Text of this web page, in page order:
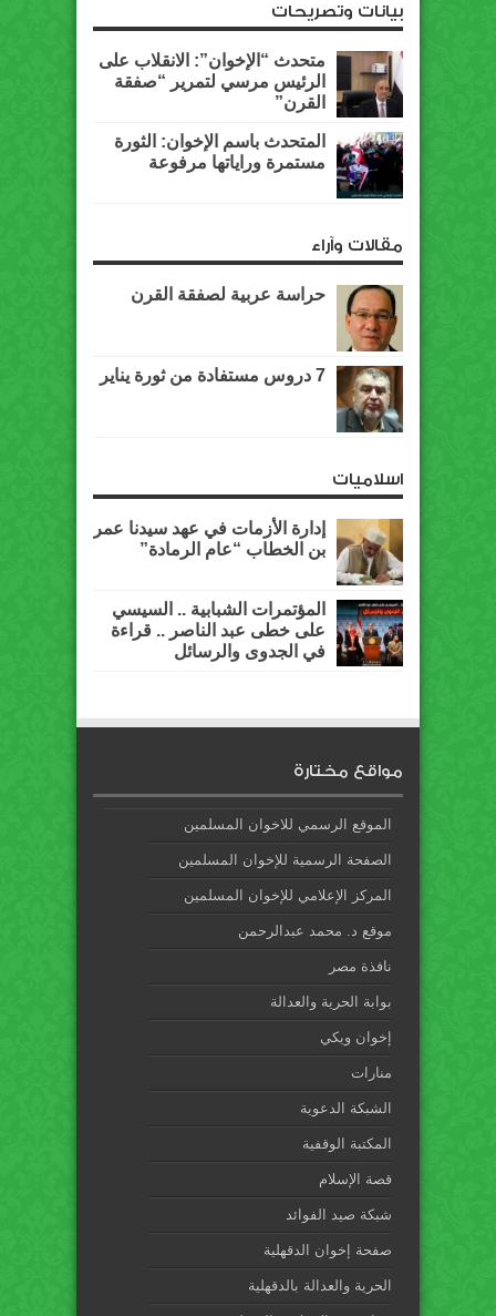
بيانات وتصريحات
متحدث “الإخوان”: الانقلاب على
الرئيس مرسي لتمرير “صفقة
القرن”
المتحدث باسم الإخوان: الثورة
مستمرة وراياتها مرفوعة
مقالات وآراء
حراسة عربية لصفقة القرن
7 دروس مستفادة من ثورة يناير
اسلاميات
إدارة الأزمات في عهد سيدنا عمر
بن الخطاب “عام الرمادة”
المؤتمرات الشبابية .. السيسي
على خطى عبد الناصر .. قراءة
في الجدوى والرسائل
مواقع مختارة
الموقع الرسمي للاخوان المسلمين
الصفحة الرسمية للإخوان المسلمين
المركز الإعلامي للإخوان المسلمين
موقع د. محمد عبدالرحمن
نافذة مصر
بوابة الحرية والعدالة
إخوان ويكي
منارات
الشبكة الدعوية
المكتبة الوقفية
قصة الإسلام
شبكة صيد الفوائد
صفحة إخوان الدقهلية
الحرية والعدالة بالدقهلية